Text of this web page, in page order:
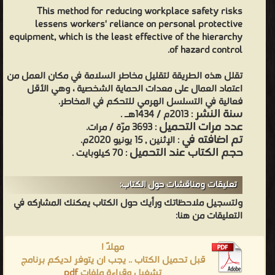
This method for reducing workplace safety risks
lessens workers' reliance on personal protective
equipment, which is the least effective of the hierarchy
of hazard control.
تقلل هذه الطريقة لتقليل مخاطر السلامة في مكان العمل من
اعتماد العمال على معدات الحماية الشخصية ، وهي الأقل
فعالية في التسلسل الهرمي للتحكم في المخاطر.
سنة النشر: 2013م / 1434هـ .
عدد مرات التحميل: 3693 مرّة / مرات.
تم اضافته في: الإثنين , 15 يونيو 2020م.
حجم الكتاب عند التحميل: 70 كيلوبايت .
تعليقات ومناقشات حول الكتاب:
ولتسجيل ملاحظاتك ورأيك حول الكتاب يمكنك المشاركه في
التعليقات من هنا:
مهلاً !
قبل تحميل الكتاب .. يجب ان يتوفر لديكم برنامج